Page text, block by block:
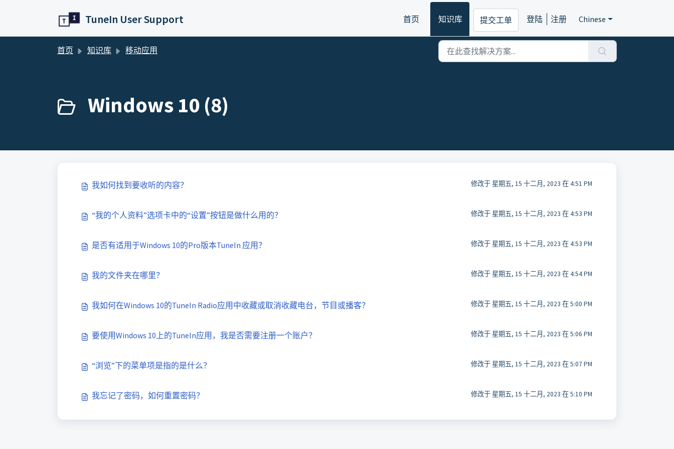
TuneIn User Support 首页 知识库 提交工单 登陆 注册 Chinese
首页 知识库 移动应用
Windows 10 (8)
我如何找到要收听的内容？ 修改于 星期五, 15 十二月, 2023 在 4:51 PM
“我的个人资料”选项卡中的“设置”按钮是做什么用的？ 修改于 星期五, 15 十二月, 2023 在 4:53 PM
是否有适用于Windows 10的Pro版本TuneIn 应用？ 修改于 星期五, 15 十二月, 2023 在 4:53 PM
我的文件夹在哪里？ 修改于 星期五, 15 十二月, 2023 在 4:54 PM
我如何在Windows 10的TuneIn Radio应用中收藏或取消收藏电台，节目或播客？ 修改于 星期五, 15 十二月, 2023 在 5:00 PM
要使用Windows 10上的TuneIn应用，我是否需要注册一个账户？ 修改于 星期五, 15 十二月, 2023 在 5:06 PM
“浏览”下的菜单项是指的是什么？ 修改于 星期五, 15 十二月, 2023 在 5:07 PM
我忘记了密码，如何重置密码？ 修改于 星期五, 15 十二月, 2023 在 5:10 PM